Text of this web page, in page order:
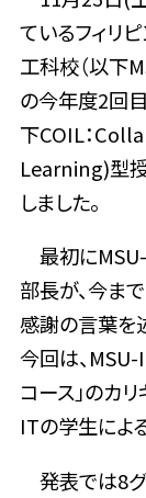
ているフィリ
工科校（以下
の今年度2回
下COIL：
Learning)型
しました。
最初に
部長が、今ま
感謝の言葉を
今回は、
コース」のカ
ITの学生によ
発表では8